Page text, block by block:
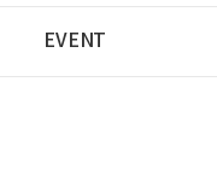
EVENT